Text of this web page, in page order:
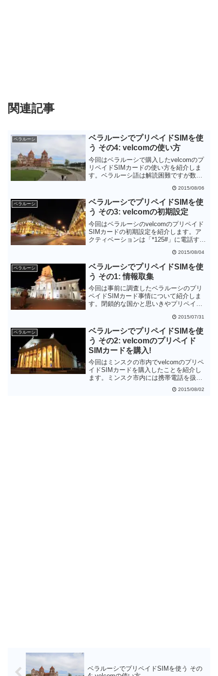
関連記事
ベラルーシ
ベラルーシでプリペイドSIMを使
う その4: velcomの使い方
今回はベラルーシで購入したvelcomのプ
リペイドSIMカードの使い方を紹介しま
す。ベラルーシ語は解読困難ですが数値
旅行者が使う限りではベラルーシ語が理
解できなくても大丈夫そうです。
2015/08/06
ベラルーシ
ベラルーシでプリペイドSIMを使
う その3: velcomの初期設定
今回はベラルーシのvelcomのプリペイド
SIMカードの初期設定を紹介します。ア
クティベーションは「*125#」に電話する
ドSIMカードに慣れていない方も問題な
くできるものと思います。
2015/08/04
ベラルーシ
ベラルーシでプリペイドSIMを使
う その1: 情報取集
今回は事前に調査したベラルーシのプリ
ペイドSIMカード事情について紹介しま
す。閉鎖的な国かと思いきやプリペイド
す。短期旅行者してはアクティベート時
に1GBのインターネットパッケージが有
効になるvelcomのほうが都合がよさそう
です。
2015/07/31
ベラルーシ
ベラルーシでプリペイドSIMを使
う その2: velcomのプリペイド
SIMカードを購入!
今回はミンスクの市内でvelcomのプリペ
イドSIMカードを購入したことを紹介し
ます。ミンスク市内には携帯電話を扱う
小さいショップはたくさんありますが、
プリペイドSIMカードを購入するときは
2015/08/02
ベラルーシでプリペイドSIMを使う その